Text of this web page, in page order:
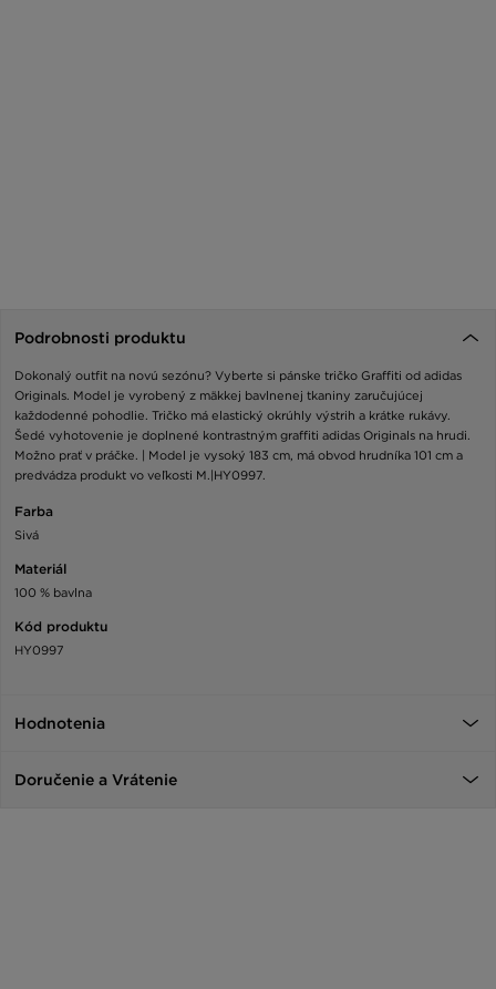
Podrobnosti produktu
Dokonalý outfit na novú sezónu? Vyberte si pánske tričko Graffiti od adidas
Originals. Model je vyrobený z mäkkej bavlnenej tkaniny zaručujúcej
každodenné pohodlie. Tričko má elastický okrúhly výstrih a krátke rukávy.
Šedé vyhotovenie je doplnené kontrastným graffiti adidas Originals na hrudi.
Možno prať v práčke. | Model je vysoký 183 cm, má obvod hrudníka 101 cm a
predvádza produkt vo veľkosti M.|HY0997.
Farba
Sivá
Materiál
100 % bavlna
Kód produktu
HY0997
Hodnotenia
Doručenie a Vrátenie